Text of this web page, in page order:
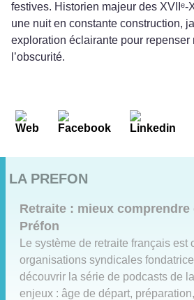
festives. Historien majeur des
une nuit en constante construction,
exploration éclairante pour repenser
l’obscurité.
LA PREFON
Retraite : mieux
Préfon
Le système de retraite français
organisations syndicales
découvrir la série de podcasts de
enjeux : âge de départ,